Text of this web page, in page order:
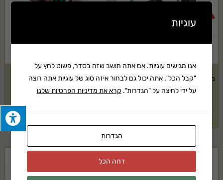
מבקעת 33 טון TROY-BILT דגם:
LS33TB
₪17,899
שואב עלים ופסולת תעשייתי
Quitevac QV550HSP
₪18,379
עוגיות
אנו מגישים עוגיות. אם אתה חושב שזה בסדר, פשוט לחץ על
"קבל הכל". אתה יכול גם לבחור איזה סוג של עוגיות אתה רוצה
על ידי לחיצה על "הגדרות". קרא את מדיניות הפרטיות שלנו
הגדרות
דחה הכל